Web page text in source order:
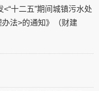
十二五”期间城镇污水处
法>的通知》（财建